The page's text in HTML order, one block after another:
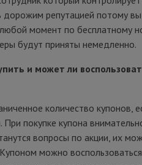
дорожим репутацией потому
момент по бесплатному
будут приняты немедленно.
и может ли
количество купонов,
При покупке купона
вопросы по акции, их
можно